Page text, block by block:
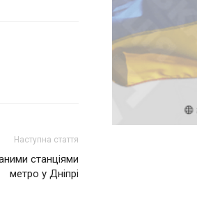
Наступна стаття
станціями
метро у Дніпрі